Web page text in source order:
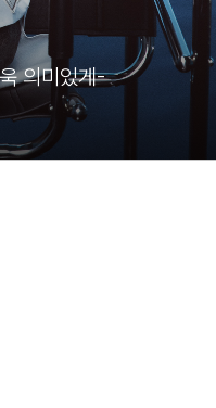
의미있게-